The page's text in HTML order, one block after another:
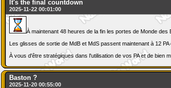
It's the final countdown
2025-11-22 00:01:00
À maintenant 48 heures de la fin les portes de Monde
Les glisses de sortie de MdB et MdS passent maintenant à 12
À vous d'être stratégiques dans l'utilisation de vos PA et de bien
Baston ?
2025-11-20 00:55:00